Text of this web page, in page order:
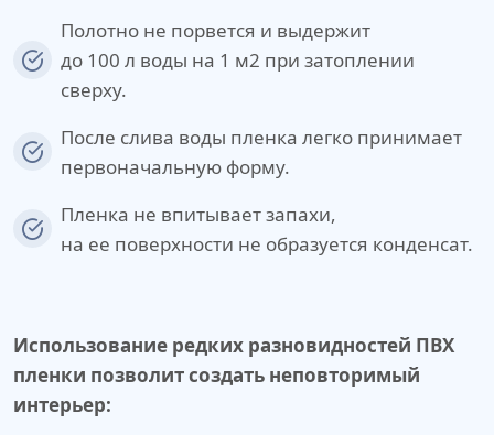
Полотно не порвется и выдержит
до 100 л воды на 1 м2 при затоплении
сверху.
После слива воды пленка легко принимает
первоначальную форму.
Пленка не впитывает запахи,
на ее поверхности не образуется конденсат.
Использование редких разновидностей ПВХ
пленки позволит создать неповторимый
интерьер: